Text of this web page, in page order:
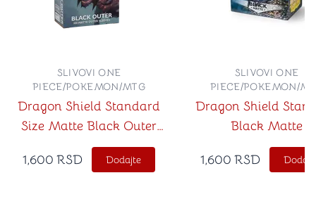
Dragon Shield Standard
Size Matte Black Outer
Sleeves 100ct
SLIVOVI ONE
PIECE/POKEMON/MTG
1,600 RSD Dodajte
Dragon Shield
Black Matte
SLIVOVI ONE
PIECE/POKEMON/
1,600 RSD